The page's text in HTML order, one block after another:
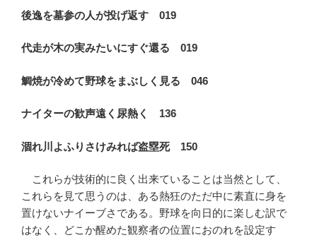
後逸を墓参の人が投げ返す 019
代走が木の実みたいにすぐ還る 019
鯛焼が冷めて野球をまぶしく見る 046
ナイターの歓声遠く尿熱く 136
涸れ川よふりさけみれば盗塁死 150
これらが技術的に良く出来ていることは当然として、
これらを見て思うのは、ある熱狂のただ中に素直に身を
置けないナイーブさである。野球を向日的に楽しむ訳で
はなく、どこか醒めた観察者の位置におのれを設定す